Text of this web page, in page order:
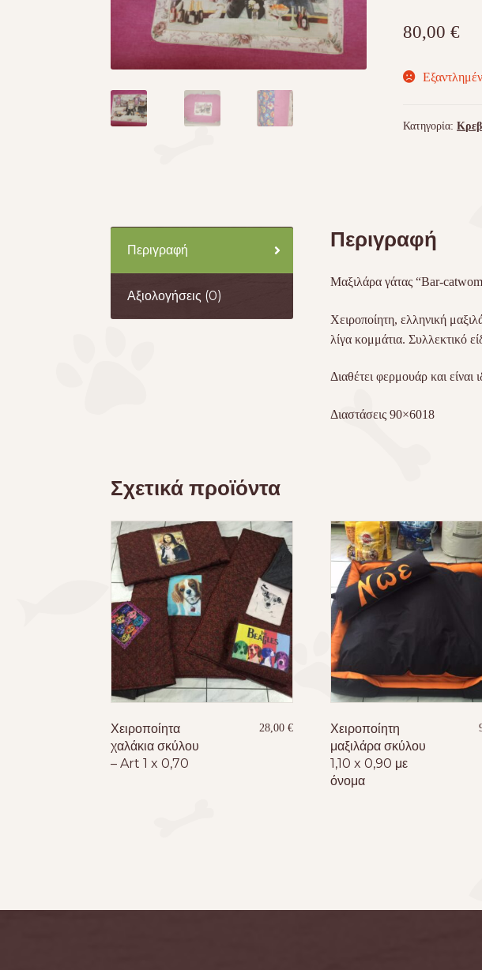
80,00€
Κατηγορία:
Περιγραφή
Αξιολογήσεις (0)
Περιγραφή
Μαξιλάρα γάτας “Bar-
Χειροποίητη, ελληνική
λίγα κομμάτια. Συλλεκτικό
Διαθέτει φερμουάρ και είναι
Διαστάσεις 90×6018
Σχετικά προϊόντα
Χειροποίητα
χαλάκια σκύλου
– Art 1 x 0,70
28,00€
Χειροποίητη
μαξιλάρα σκύλου
1,10 x 0,90 με
όνομα